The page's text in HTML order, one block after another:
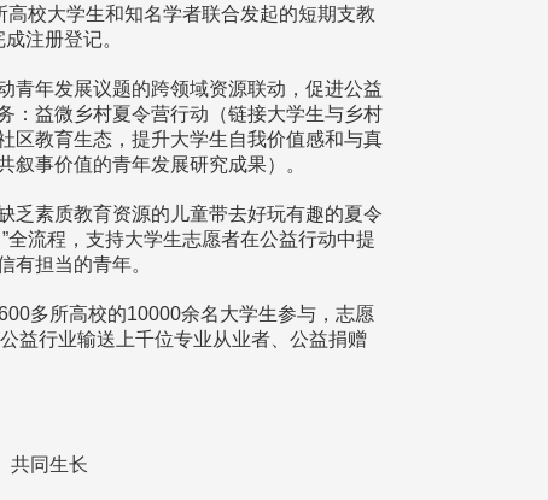
校大学生和知名学者联合发起的短期支教
注册登记。
青年发展议题的跨领域资源联动，促进公益
：益微乡村夏令营行动（链接大学生与乡村
区教育生态，提升大学生自我价值感和与真
事价值的青年发展研究成果）。
乏素质教育资源的儿童带去好玩有趣的夏令
流程，支持大学生志愿者在公益行动中提
有担当的青年。
多所高校的10000余名大学生参与，志愿
益行业输送上千位专业从业者、公益捐赠
共同生长